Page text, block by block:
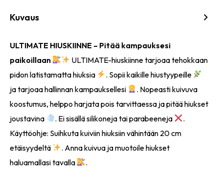
Kuvaus
ULTIMATE HIUSKIINNE – Pitää kampauksesi
paikoillaan
ULTIMATE-hiuskiinne tarjoaa tehokkaan
pidon latistamatta hiuksia
. Sopii kaikille hiustyypeille
ja tarjoaa hallinnan kampauksellesi
. Nopeasti kuivuva
koostumus, helppo harjata pois tarvittaessa ja pitää hiukset
joustavina
. Ei sisällä silikoneja tai parabeeneja
.
Käyttöohje: Suihkuta kuiviin hiuksiin vähintään 20 cm
etäisyydeltä
. Anna kuivua ja muotoile hiukset
haluamallasi tavalla
.